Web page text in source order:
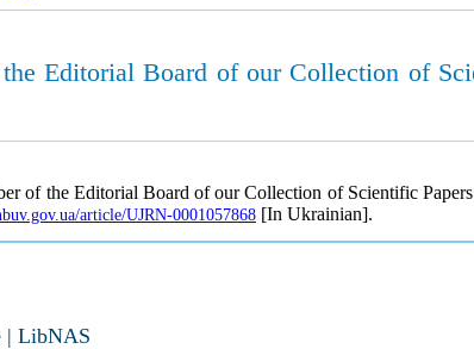
Editorial Board of our Collection of
of the Editorial Board of our Collection of Scientific
article/UJRN-0001057868[In Ukrainian].
| LibNAS